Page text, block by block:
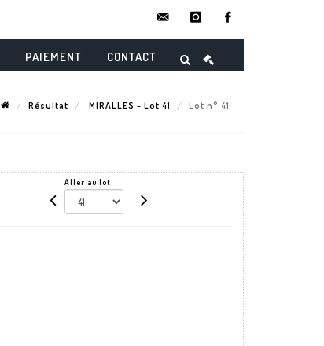
instagram
PAIEMENT CONTACT
Résultat MIRALLES - Lot 41 Lot n° 41
Aller au lot